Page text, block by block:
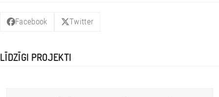
Facebook Twitter
LĪDZĪGI PROJEKTI